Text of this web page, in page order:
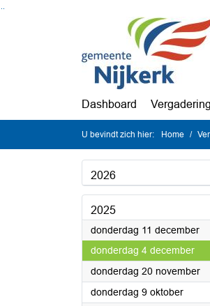
Ga naar de inhoud van deze pagina
Dashboard
U bevindt zich hier: Home
2026
2025
donderdag 11 december
donderdag 4 december2025
donderdag 20 november
donderdag 9 oktober2025